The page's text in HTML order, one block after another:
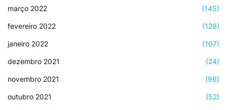
março 2022 (145)
fevereiro 2022 (129)
janeiro 2022 (107)
dezembro 2021 (24)
novembro 2021 (96)
outubro 2021 (52)